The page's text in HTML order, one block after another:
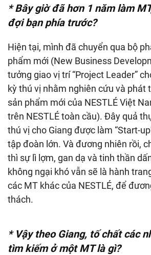
* Bây giờ đã hơn 1 năm làm
đợi bạn phía trước?
Hiện tại, mình đã chuyển qua bộ
phẩm mới (New Business
tưởng giao vị trí “Project Leader”
kỳ thú vị nhằm nghiên cứu và phát
sản phẩm mới của NESTLÉ Việt
trên NESTLÉ toàn cầu). Đây quả
thú vị cho Giang được làm “Start-
tập đoàn lớn. Và đương nhiên rồi,
thì sự lì lợm, gan dạ và tinh thần
không ngại khó vẫn sẽ là hành
các MT khác của NESTLÉ, để
thách.
* Vậy theo Giang, tố chất các
tìm kiếm ở một MT là gì?